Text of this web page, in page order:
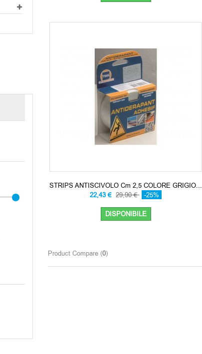
STRIPS ANTISCIVOLO Cm 2,5 COLORE GRIGIO...
22,43 € 29,90 € -25%
DISPONIBILE
Product Compare (0)